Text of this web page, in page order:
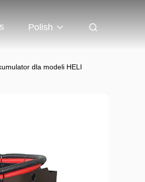
Polish
dla modeli HELI